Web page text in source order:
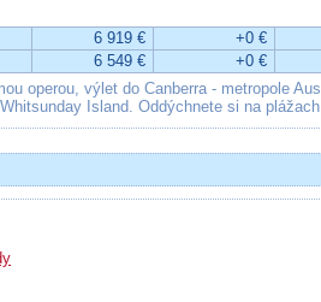
6 919 € +0 €
6 549 € +0 €
operou, výlet do Canberra - metropole
Island. Oddýchnete si na